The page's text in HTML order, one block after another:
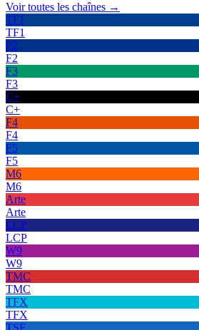
Voir toutes les chaînes →
TF1
TF1
F2
F2
F3
F3
C+
C+
F4
F4
F5
F5
M6
M6
Arte
Arte
LCP
LCP
W9
W9
TMC
TMC
TFX
TFX